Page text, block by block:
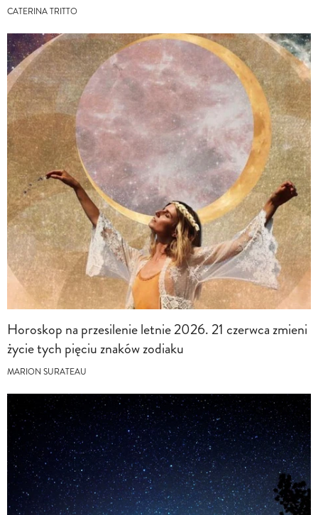
CATERINA TRITTO
Horoskop na przesilenie letnie 2026. 21 czerwca zmieni
życie tych pięciu znaków zodiaku
MARION SURATEAU